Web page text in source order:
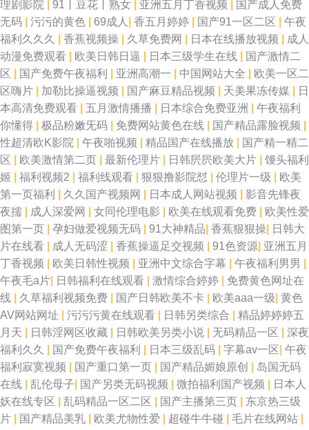
理剧影院
91丨豆花丨熟女 亚洲五月丁香视频
国产成人免费
无码
污污的黄色 69成人 香五月婷婷 国产91一区二区
午夜
福利久久久
香蕉视频操 久草免费网 日本在线播放视频
成人
动漫免费观看
欧美日韩日逼 日本三级学生在线
国产激情二
区
国产免费午夜福利 亚洲高潮一 中国网站大全
欧美一区二
区嗨片
加勒比操逼视频 国产麻豆精品视频 天美果冻传媒
日
本高清免费观看
五月激情播播 日本综合免费亚洲
午夜福利
你懂得
极品粉嫩旡码 免费网站黄色在线 国产精品露脸视频
性超清欧K影院
午夜啪视频 精品国产在线播放
国产精一精二
区
欧美激情第二页 最新伦理片 日韩屄屄欧美大片
馒头福利
姬
福利视频2 福利线观看 狠狠撸影院怼 伦理片一级
欧美
第一页福利
久久国产视频网 日本成人网站视频
影音先锋夜
夜擩
成人深爱网 女同伦理电影 欧美在线观看免费
欧美性爱
图第一页
孕妇做爱视频无码 91大神精品 香蕉狠狠操
日韩大
片在线看
成人无码涩 香蕉操逼足交视频 91色资源 亚洲五月
丁香视频
欧美日韩性视频 亚洲中文综合字幕 午夜福利男男
午夜毛a片
日韩福利在线观看 激情综合婷婷
免费黄色网址在
线
久草福利视频免费 国产日韩欧美不卡 欧美aaa一级 黄色
AV网站网址
污污污黄在线观看 日韩另类综合
精品婷婷婷五
月天
日韩淫网区收藏 日韩欧美另类小说 无码精品一区
深夜
福利久久
国产免费午夜福利 日本三级乱码 字幕av一区 午夜
福利寂寞视频
国产重口第一页 国产精品媚娘原创
岛国无码
在线
乱伦母子 国产另类无码视频 微拍福利国产视频
日本人
妖在线专区
乱码精品一区二区 国产主播第三页
东京热三级
片
国产精品美乳 欧美尤物性爱 超碰牛牛碰 毛片在线网站